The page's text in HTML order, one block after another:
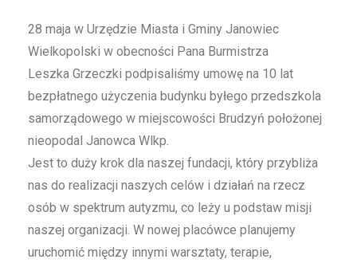
28 maja w Urzędzie Miasta i Gminy Janowiec
Wielkopolski w obecności Pana Burmistrza
Leszka Grzeczki podpisaliśmy umowę na 10 lat
bezpłatnego użyczenia budynku byłego przedszkola
samorządowego w miejscowości Brudzyń położonej
nieopodal Janowca Wlkp.
Jest to duży krok dla naszej fundacji, który przybliża
nas do realizacji naszych celów i działań na rzecz
osób w spektrum autyzmu, co leży u podstaw misji
naszej organizacji. W nowej placówce planujemy
uruchomić między innymi warsztaty, terapie,